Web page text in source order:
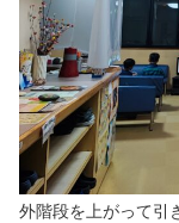
外階段を上がって引